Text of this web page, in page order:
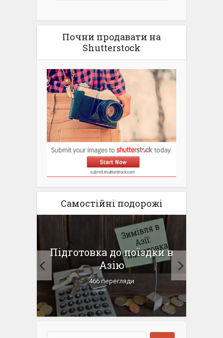
Почни продавати на
Shutterstock
Самостійні подорожі
Підготовка до поїздки в
Азію
466 перегляди